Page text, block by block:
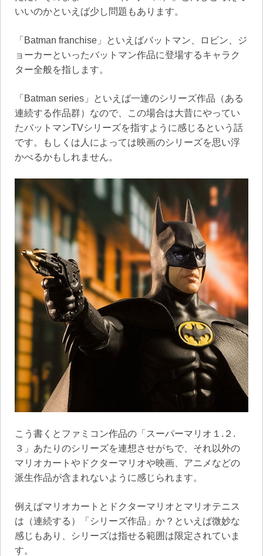
いいのかといえば少し問題もあります。
「Batman franchise」といえばバットマン、ロビン、ジ
ョーカーといったバットマン作品に登場するキャラク
ター全般を指します。
「Batman series」といえば一連のシリーズ作品（ある
連続する作品群）なので、この場合は大昔にやってい
たバットマンTVシリーズを指すように感じるという話
です。もしくは人によっては映画のシリーズを思い浮
かべるかもしれません。
こう書くとファミコン作品の「スーパーマリオ１.２.
３」あたりのシリーズを連想させがちで、それ以外の
マリオカートやドクターマリオや映画、アニメなどの
派生作品が含まれないように感じられます。
例えばマリオカートとドクターマリオとマリオテニス
は（連続する）「シリーズ作品」か？といえば微妙な
感じもあり、シリーズは指せる範囲は限定されていま
す。